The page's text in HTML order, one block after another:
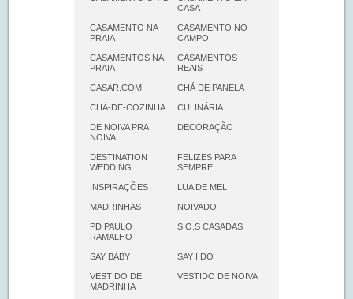
CASA
CASAMENTO NA
PRAIA
CASAMENTO NO
CAMPO
CASAMENTOS NA
PRAIA
CASAMENTOS
REAIS
CASAR.COM CHÁ DE PANELA
CHÁ-DE-COZINHA CULINÁRIA
DE NOIVA PRA
NOIVA
DECORAÇÃO
DESTINATION
WEDDING
FELIZES PARA
SEMPRE
INSPIRAÇÕES LUA DE MEL
MADRINHAS NOIVADO
PD PAULO
RAMALHO
S.O.S CASADAS
SAY BABY SAY I DO
VESTIDO DE
MADRINHA
VESTIDO DE NOIVA